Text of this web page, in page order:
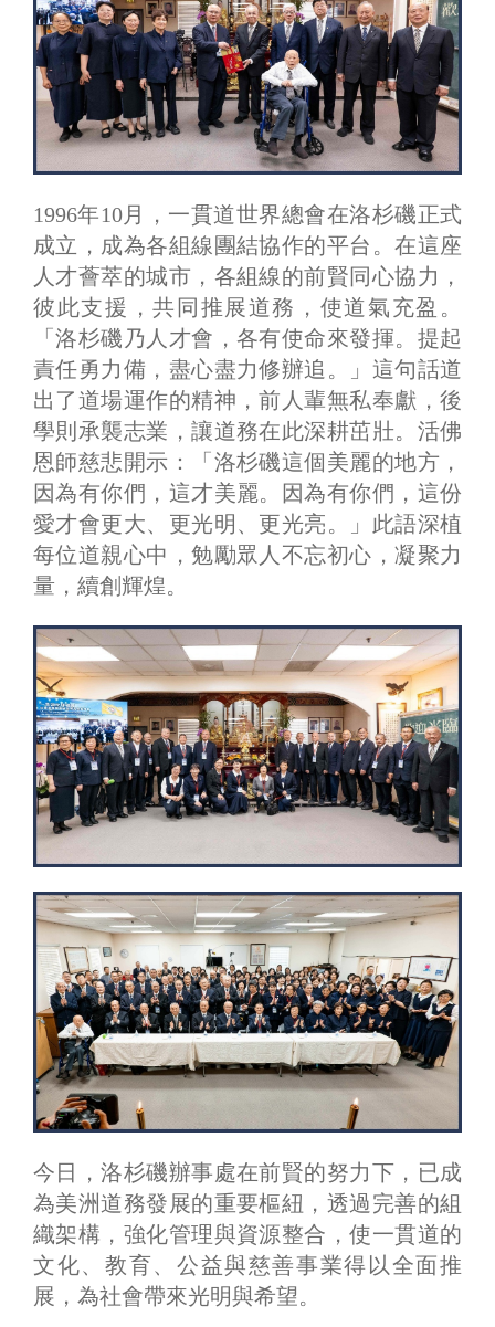
1996年10月，一貫道世界總會在洛杉磯正式
成立，成為各組線團結協作的平台。在這座
人才薈萃的城市，各組線的前賢同心協力，
彼此支援，共同推展道務，使道氣充盈。
「洛杉磯乃人才會，各有使命來發揮。提起
責任勇力備，盡心盡力修辦追。」這句話道
出了道場運作的精神，前人輩無私奉獻，後
學則承襲志業，讓道務在此深耕茁壯。活佛
恩師慈悲開示：「洛杉磯這個美麗的地方，
因為有你們，這才美麗。因為有你們，這份
愛才會更大、更光明、更光亮。」此語深植
每位道親心中，勉勵眾人不忘初心，凝聚力
量，續創輝煌。
今日，洛杉磯辦事處在前賢的努力下，已成
為美洲道務發展的重要樞紐，透過完善的組
織架構，強化管理與資源整合，使一貫道的
文化、教育、公益與慈善事業得以全面推
展，為社會帶來光明與希望。